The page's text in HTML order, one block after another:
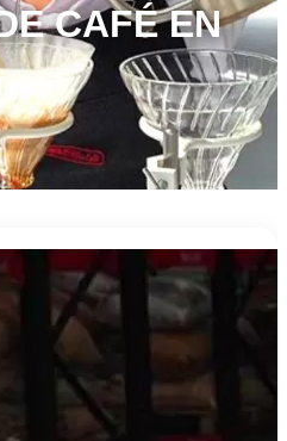
CAFÉ EN